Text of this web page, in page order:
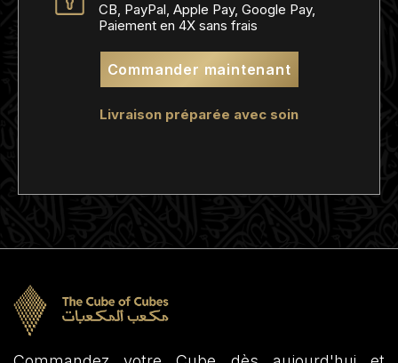
CB, PayPal, Apple Pay, Google Pay,
Paiement en 4X sans frais
Commander maintenant
Livraison préparée avec soin